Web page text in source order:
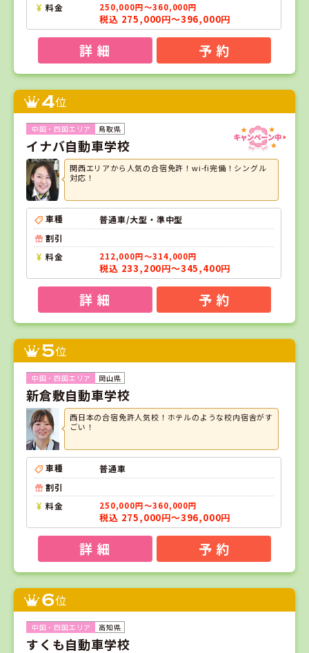
料金
250,000円～360,000円
税込 275,000円～396,000円
詳 細 予 約
4位
鳥取県
イナバ自動車学校
関西エリアから人気の合宿免許！wi-fi完備！シングル
対応！
車種
普通車/大型・準中型
割引
料金
212,000円～314,000円
税込 233,200円～345,400円
詳 細 予 約
5位
岡山県
新倉敷自動車学校
西日本の合宿免許人気校！ホテルのような校内宿舎がす
ごい！
車種
普通車
割引
料金
250,000円～360,000円
税込 275,000円～396,000円
詳 細 予 約
6位
高知県
すくも自動車学校